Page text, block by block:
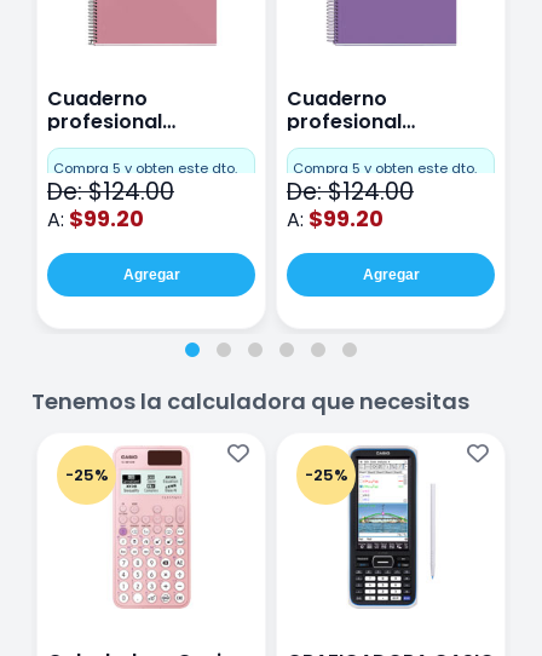
Cuaderno
profesional
Miquelrius Emotions
Cuadro Chico 80
hojas Rosa
Compra 5 y obten este dto.
De: $124.00
A: $99.20
Agregar
Cuaderno
profesional
Miquelrius Emotions
raya 80 hojas
Purpura
Compra 5 y obten este dto.
De: $124.00
A: $99.20
Agregar
Tenemos la calculadora que necesitas
-25% -25%